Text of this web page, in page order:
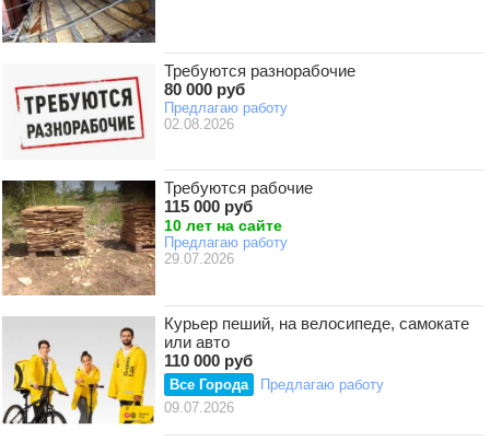
Требуются разнорабочие
80 000 руб
Предлагаю работу
02.08.2026
Требуются рабочие
115 000 руб
10 лет на сайте
Предлагаю работу
29.07.2026
Курьер пеший, на велосипеде, самокате
или авто
110 000 руб
Все Города
Предлагаю работу
09.07.2026